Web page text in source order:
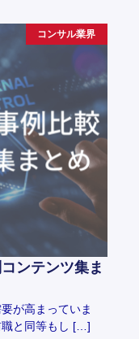
コンサル業界
ンテンツ集ま
が高まっていま
職と同等もし […]